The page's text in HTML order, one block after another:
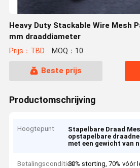
Heavy Duty Stackable Wire Mesh
mm draaddiameter
Prijs：TBD MOQ：10
Beste prijs
Productomschrijving
Hoogtepunt Stapelbare Draad
opstapelbare
met een gewicht van
Betalingscondities30% storting, 70% vóór